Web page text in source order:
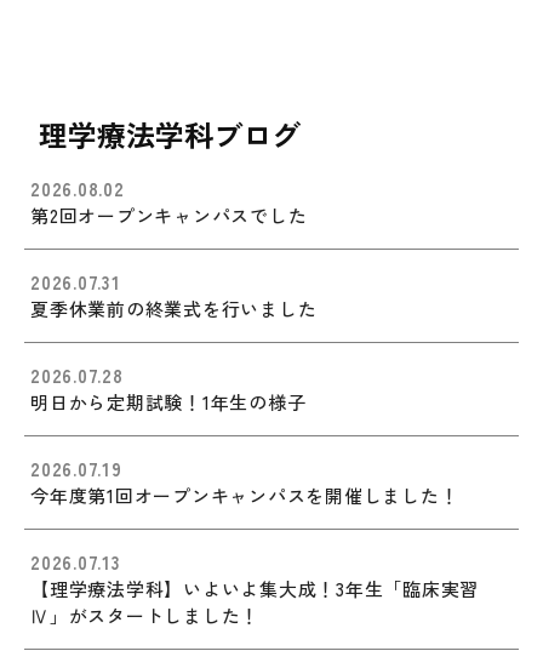
理学療法学科ブログ
2026.08.02
第2回オープンキャンパスでした
2026.07.31
夏季休業前の終業式を行いました
2026.07.28
明日から定期試験！1年生の様子
2026.07.19
今年度第1回オープンキャンパスを開催しました！
2026.07.13
【理学療法学科】いよいよ集大成！3年生「臨床実習
Ⅳ」がスタートしました！